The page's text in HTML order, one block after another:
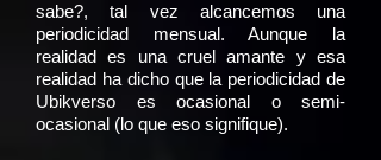
sabe?, tal vez alcancemos una
periodicidad mensual. Aunque la
realidad es una cruel amante y esa
realidad ha dicho que la periodicidad de
Ubikverso es ocasional o semi-
ocasional (lo que eso signifique).